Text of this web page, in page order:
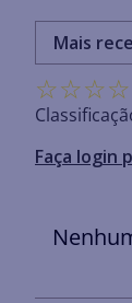
☆☆☆☆
Faça login
Mais